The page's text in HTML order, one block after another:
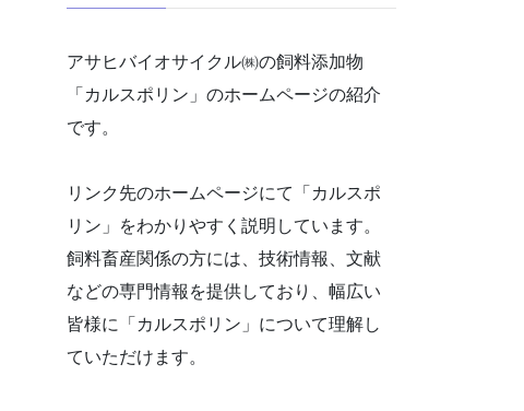
アサヒバイオサイクル㈱の飼料添加物
「カルスポリン」のホームページの紹介
です。
リンク先のホームページにて「カルスポ
リン」をわかりやすく説明しています。
飼料畜産関係の方には、技術情報、文献
などの専門情報を提供しており、幅広い
皆様に「カルスポリン」について理解し
ていただけます。